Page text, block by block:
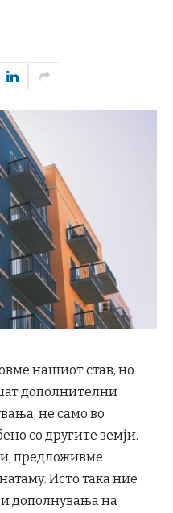
нашиот став, но
дополнителни
не само во
со другите земји.
предложивме
Исто така ние
дополнувања на